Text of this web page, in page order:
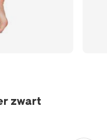
zwart